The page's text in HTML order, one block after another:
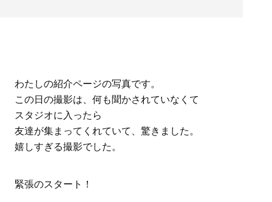
わたしの紹介ページの写真です。
この日の撮影は、何も聞かされていなくて
スタジオに入ったら
友達が集まってくれていて、驚きました。
嬉しすぎる撮影でした。
緊張のスタート！